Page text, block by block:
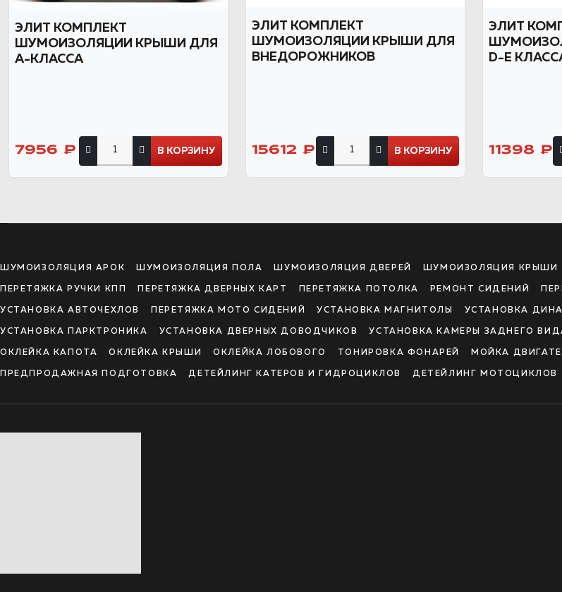
ЭЛИТ КОМПЛЕКТ
ШУМОИЗОЛЯЦИИ КРЫШИ ДЛЯ
А-КЛАССА
7956 ₽ В КОРЗИНУ
ЭЛИТ КОМПЛЕКТ
ШУМОИЗОЛЯЦИИ КРЫШИ ДЛЯ
ВНЕДОРОЖНИКОВ
15612 ₽ В КОРЗИНУ
ЭЛИТ
D-E
11398 ₽
ШУМОИЗОЛЯЦИЯ АРОК ШУМОИЗОЛЯЦИЯ ПОЛА ШУМОИЗОЛЯЦИЯ ДВЕРЕЙ ШУМОИЗОЛЯЦИЯ КРЫШИ
ПЕРЕТЯЖКА РУЧКИ КПП ПЕРЕТЯЖКА ДВЕРНЫХ КАРТ ПЕРЕТЯЖКА ПОТОЛКА РЕМОНТ СИДЕНИЙ
УСТАНОВКА АВТОЧЕХЛОВ ПЕРЕТЯЖКА МОТО СИДЕНИЙ УСТАНОВКА МАГНИТОЛЫ УСТАНОВКА
УСТАНОВКА ПАРКТРОНИКА УСТАНОВКА ДВЕРНЫХ ДОВОДЧИКОВ УСТАНОВКА КАМЕРЫ ЗАДНЕГО
ОКЛЕЙКА КАПОТА ОКЛЕЙКА КРЫШИ ОКЛЕЙКА ЛОБОВОГО ТОНИРОВКА ФОНАРЕЙ МОЙКА
ПРЕДПРОДАЖНАЯ ПОДГОТОВКА ДЕТЕЙЛИНГ КАТЕРОВ И ГИДРОЦИКЛОВ ДЕТЕЙЛИНГ МОТОЦИКЛОВ